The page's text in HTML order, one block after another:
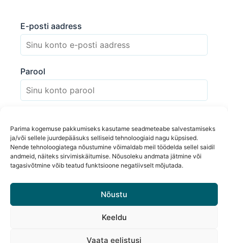
Parima kogemuse pakkumiseks kasutame seadmeteabe salvestamiseks
ja/või sellele juurdepääsuks selliseid tehnoloogiaid nagu küpsised.
Nende tehnoloogiatega nõustumine võimaldab meil töödelda sellel saidil
andmeid, näiteks sirvimiskäitumise. Nõusoleku andmata jätmine või
tagasivõtmine võib teatud funktsioone negatiivselt mõjutada.
Nõustu
Keeldu
Vaata eelistusi
E-posti aadress
Parool
Kas oled oma salasõna kaotanud?